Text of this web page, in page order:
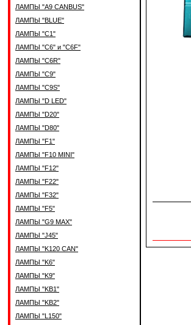
ЛАМПЫ "A9 CANBUS"
ЛАМПЫ "BLUE"
ЛАМПЫ "C1"
ЛАМПЫ "C6" и "C6F"
ЛАМПЫ "C6R"
ЛАМПЫ "C9"
ЛАМПЫ "C9S"
ЛАМПЫ "D LED"
ЛАМПЫ "D20"
ЛАМПЫ "D80"
ЛАМПЫ "F1"
ЛАМПЫ "F10 MINI"
ЛАМПЫ "F12"
ЛАМПЫ "F22"
ЛАМПЫ "F32"
ЛАМПЫ "F5"
ЛАМПЫ "G9 MAX"
ЛАМПЫ "J45"
ЛАМПЫ "K120 CAN"
ЛАМПЫ "K6"
ЛАМПЫ "K9"
ЛАМПЫ "KB1"
ЛАМПЫ "KB2"
ЛАМПЫ "L150"